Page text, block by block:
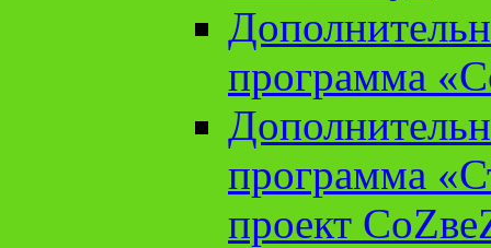
программа
программа
проект